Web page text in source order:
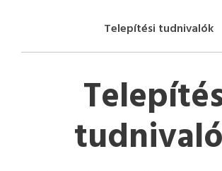
Telepítési tudnivalók